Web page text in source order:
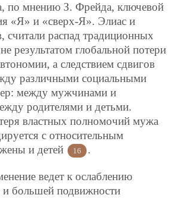
по мнению З. Фрейда, ключевой
«Я» и «сверх-Я». Элиас и
считали распад традиционных
результатом глобальной потери
а следствием сдвигов
различными социальными
между мужчинами и
родителями и детьми.
властных полномочий мужа
с относительным
и детей
16 .
ведет к ослаблению
и большей подвижности